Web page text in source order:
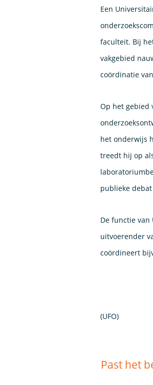
Een
faculteit. Bij
vakgebied
coördinatie
Op het gebied
het onderwijs
treedt hij op
publieke
De functie
uitvoerender
coördineert
(UFO)
Past het